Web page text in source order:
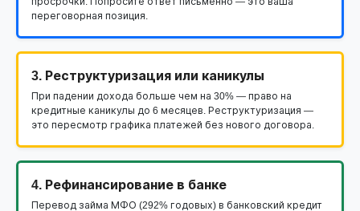
переговорная позиция.
3. Реструктуризация или каникулы
При падении дохода больше чем на 30% — право на
кредитные каникулы до 6 месяцев. Реструктуризация —
это пересмотр графика платежей без нового договора.
4. Рефинансирование в банке
Перевод займа МФО (292% годовых) в банковский кредит